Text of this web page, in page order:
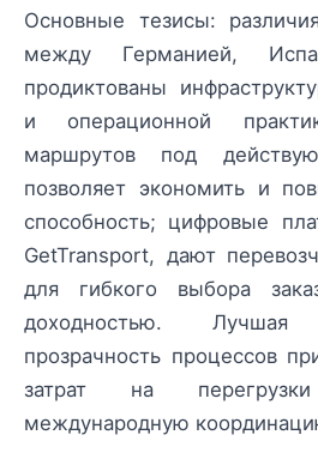
Основные тезисы:
между Германией,
продиктованы
и операционной
маршрутов под
позволяет экономить и
способность; цифровые
GetTransport, дают
для гибкого выбора
доходностью.
прозрачность процессов
затрат на
международную